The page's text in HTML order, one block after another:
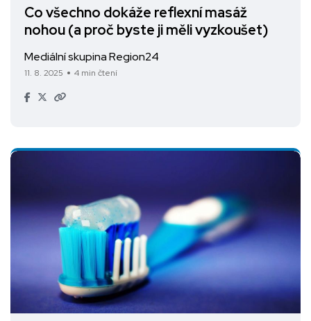
Co všechno dokáže reflexní masáž
nohou (a proč byste ji měli vyzkoušet)
Mediální skupina Region24
11. 8. 2025 4 min čtení